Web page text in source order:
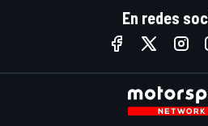
En redes